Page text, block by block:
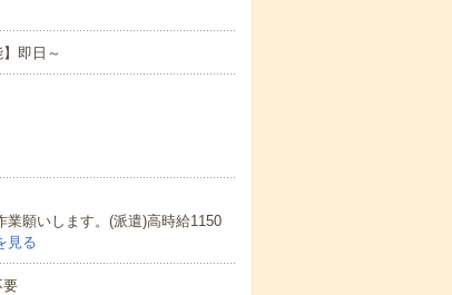
即日～
願いします。(派遣)高時給1150
見る
要